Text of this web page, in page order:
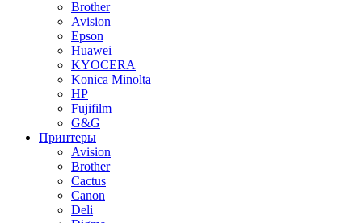
Brother
Avision
Epson
Huawei
KYOCERA
Konica Minolta
HP
Fujifilm
G&G
Принтеры
Avision
Brother
Cactus
Canon
Deli